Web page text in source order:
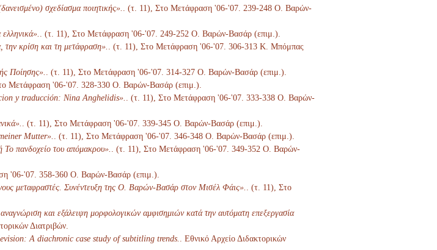
σχεδίασμα ποιητικής».
. (τ. 11), Στο Μετάφραση '06-'07. 239-248 Ο. Βαρών-
. (τ. 11), Στο Μετάφραση '06-'07. 249-252 Ο. Βαρών-Βασάρ (επιμ.).
κρίση και τη μετάφραση».
. (τ. 11), Στο Μετάφραση '06-'07. 306-313 Κ. Μπόμπας
Ποίησης».
. (τ. 11), Στο Μετάφραση '06-'07. 314-327 Ο. Βαρών-Βασάρ (επιμ.).
Μετάφραση '06-'07. 328-330 Ο. Βαρών-Βασάρ (επιμ.).
y traducción: Nina Anghelidis».
. (τ. 11), Στο Μετάφραση '06-'07. 333-338 Ο. Βαρών-
. (τ. 11), Στο Μετάφραση '06-'07. 339-345 Ο. Βαρών-Βασάρ (επιμ.).
Mutter».
. (τ. 11), Στο Μετάφραση '06-'07. 346-348 Ο. Βαρών-Βασάρ (επιμ.).
πανδοχείο του απόμακρου».
. (τ. 11), Στο Μετάφραση '06-'07. 349-352 Ο. Βαρών-
'06-'07. 358-360 Ο. Βαρών-Βασάρ (επιμ.).
μεταφραστές. Συνέντευξη της Ο. Βαρών-Βασάρ στον Μισέλ Φάις».
. (τ. 11), Στο
και εξάλειψη μορφολογικών αμφισημιών κατά την αυτόματη επεξεργασία
Διατριβών.
A diachronic case study of subtitling trends.
. Εθνικό Αρχείο Διδακτορικών